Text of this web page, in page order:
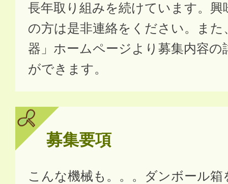
長年取り組みを続けています。興
の方は是非連絡をください。また
器」ホームページより募集内容の
ができます。
募集要項
こんな機械も。。。ダンボール